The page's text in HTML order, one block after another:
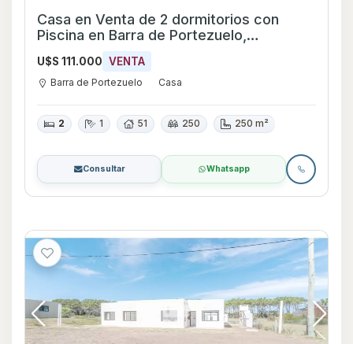
Casa en Venta de 2 dormitorios con
Piscina en Barra de Portezuelo,
Maldonado
U$S 111.000 VENTA
Barra de Portezuelo Casa
2 1 51 250 250 m²
Consultar Whatsapp